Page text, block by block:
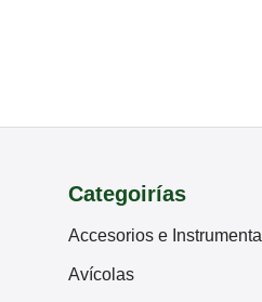
Categoirías
Accesorios e Instrumental
Avícolas